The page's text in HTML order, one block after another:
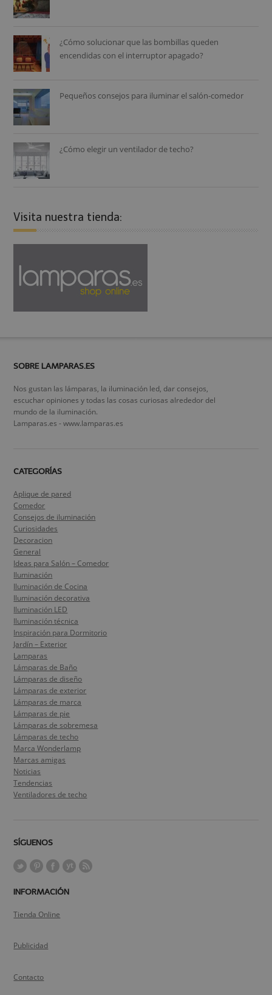
¿Cómo solucionar que las bombillas queden
encendidas con el interruptor apagado?
Pequeños consejos para iluminar el salón-comedor
¿Cómo elegir un ventilador de techo?
Visita nuestra tienda:
SOBRE LAMPARAS.ES
Nos gustan las lámparas, la iluminación led, dar consejos,
escuchar opiniones y todas las cosas curiosas alrededor del
mundo de la iluminación.
Lamparas.es - www.lamparas.es
CATEGORÍAS
Aplique de pared
Comedor
Consejos de iluminación
Curiosidades
Decoracion
General
Ideas para Salón – Comedor
Iluminación
Iluminación de Cocina
Iluminación decorativa
Iluminación LED
Iluminación técnica
Inspiración para Dormitorio
Jardín – Exterior
Lamparas
Lámparas de Baño
Lámparas de diseño
Lámparas de exterior
Lámparas de marca
Lámparas de pie
Lámparas de sobremesa
Lámparas de techo
Marca Wonderlamp
Marcas amigas
Noticias
Tendencias
Ventiladores de techo
SÍGUENOS
INFORMACIÓN
Tienda Online
Publicidad
Contacto